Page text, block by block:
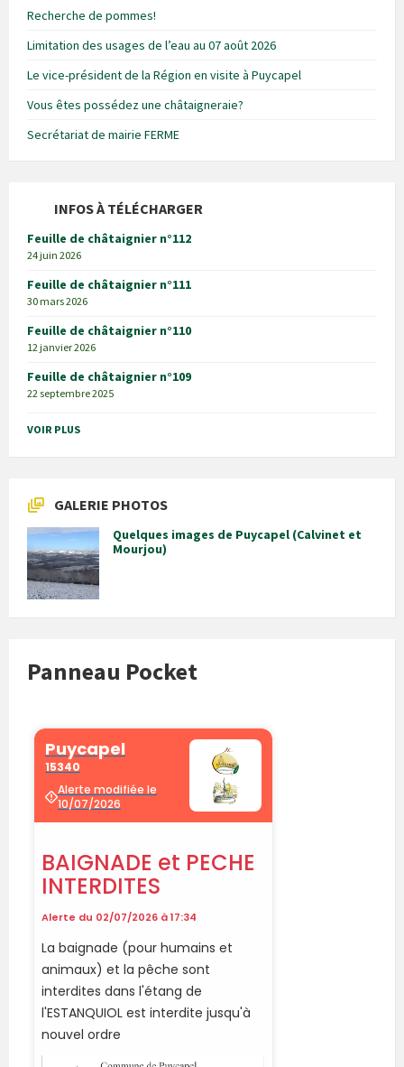
Recherche de pommes!
Limitation des usages de l’eau au 07 août 2026
Le vice-président de la Région en visite à Puycapel
Vous êtes possédez une châtaigneraie?
Secrétariat de mairie FERME
INFOS À TÉLÉCHARGER
Feuille de châtaignier n°112
24 juin 2026
Feuille de châtaignier n°111
30 mars 2026
Feuille de châtaignier n°110
12 janvier 2026
Feuille de châtaignier n°109
22 septembre 2025
VOIR PLUS
GALERIE PHOTOS
Quelques images de Puycapel (Calvinet et
Mourjou)
Panneau Pocket